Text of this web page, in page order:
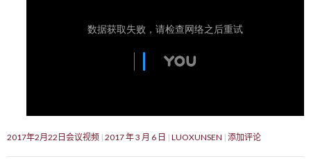
2017年2月22日会议视频 2017 年 3 月 6 日 LUOXUNSEN 添加评论